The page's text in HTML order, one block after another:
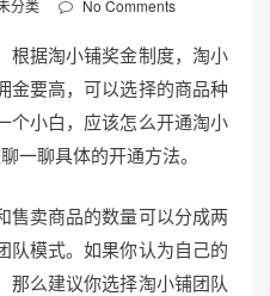
分类 No Comments
根据淘小铺奖金制度，淘小
金要高，可以选择的商品种
个小白，应该怎么开通淘小
一聊具体的开通方法。
售卖商品的数量可以分成两
队模式。如果你认为自己的
那么建议你选择淘小铺团队